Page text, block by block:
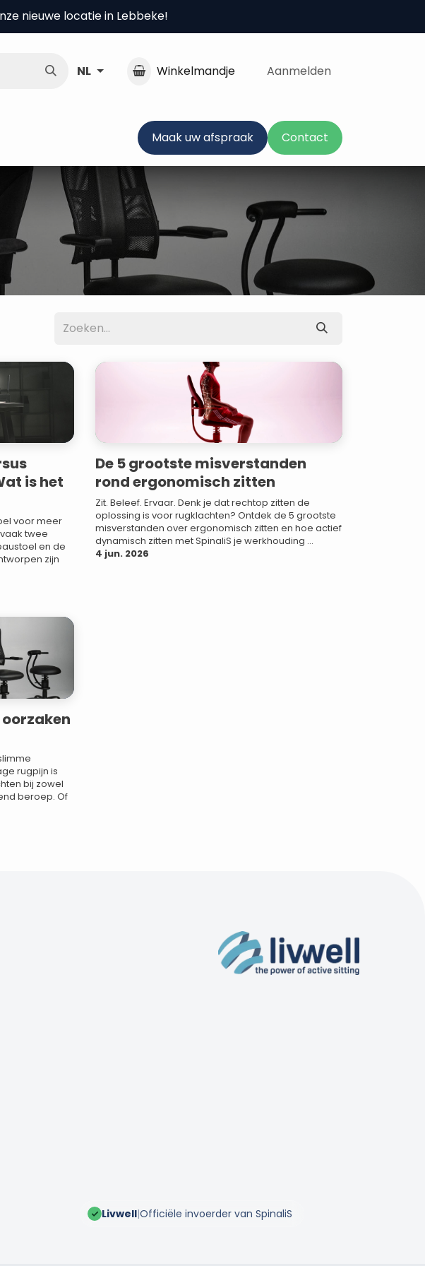
nieuwe locatie in Lebbeke!
NL Winkelmandje Aanmelden
Maak uw afspraak Contact
is het
voor meer
twee
en de
zijn
De 5 grootste misverstanden
rond ergonomisch zitten
Zit. Beleef. Ervaar. Denk je dat rechtop zitten de
oplossing is voor rugklachten? Ontdek de 5 grootste
misverstanden over ergonomisch zitten en hoe actief
dynamisch zitten met SpinaliS je werkhouding ...
4 jun. 2026
rugpijn is
bij zowel
beroep. Of
Livwell|Officiële invoerder van SpinaliS